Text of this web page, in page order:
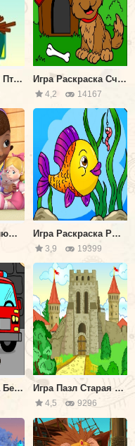
Игра Летающая Птичка-Невеличка Игра Раскраска Счастливый Щенок
4,2 14167
Игра Доктор Плюшева Пазл Игра Раскраска Рыбка в Озере
3,9 19399
Игра Раскраска Бегемот Пожарный Игра Пазл Старая Крепость
4,5 9296